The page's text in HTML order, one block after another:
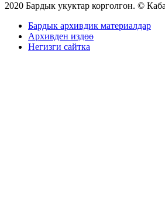
2020 Бардык укуктар корголгон. ©
Бардык архивдик материалдар
Архивден издөө
Негизги сайтка